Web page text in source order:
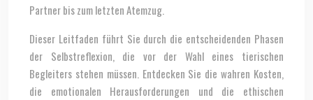
Partner bis zum letzten Atemzug.
Dieser Leitfaden führt Sie durch die entscheidenden Phasen
der Selbstreflexion, die vor der Wahl eines tierischen
Begleiters stehen müssen. Entdecken Sie die wahren Kosten,
die emotionalen Herausforderungen und die ethischen